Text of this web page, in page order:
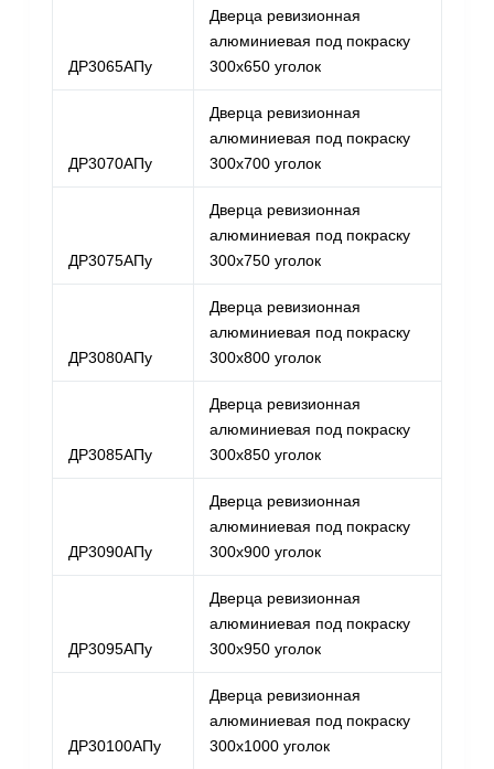
ДР3065АПу
Дверца ревизионная
алюминиевая под покраску
300х650 уголок
ДР3070АПу
Дверца ревизионная
алюминиевая под покраску
300х700 уголок
ДР3075АПу
Дверца ревизионная
алюминиевая под покраску
300х750 уголок
ДР3080АПу
Дверца ревизионная
алюминиевая под покраску
300х800 уголок
ДР3085АПу
Дверца ревизионная
алюминиевая под покраску
300х850 уголок
ДР3090АПу
Дверца ревизионная
алюминиевая под покраску
300х900 уголок
ДР3095АПу
Дверца ревизионная
алюминиевая под покраску
300х950 уголок
ДР30100АПу
Дверца ревизионная
алюминиевая под покраску
300х1000 уголок